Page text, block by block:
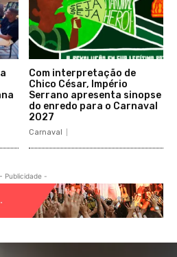
Com interpretação de
Chico César, Império
Serrano apresenta sinopse
do enredo para o Carnaval
2027
Carnaval
- Publicidade -